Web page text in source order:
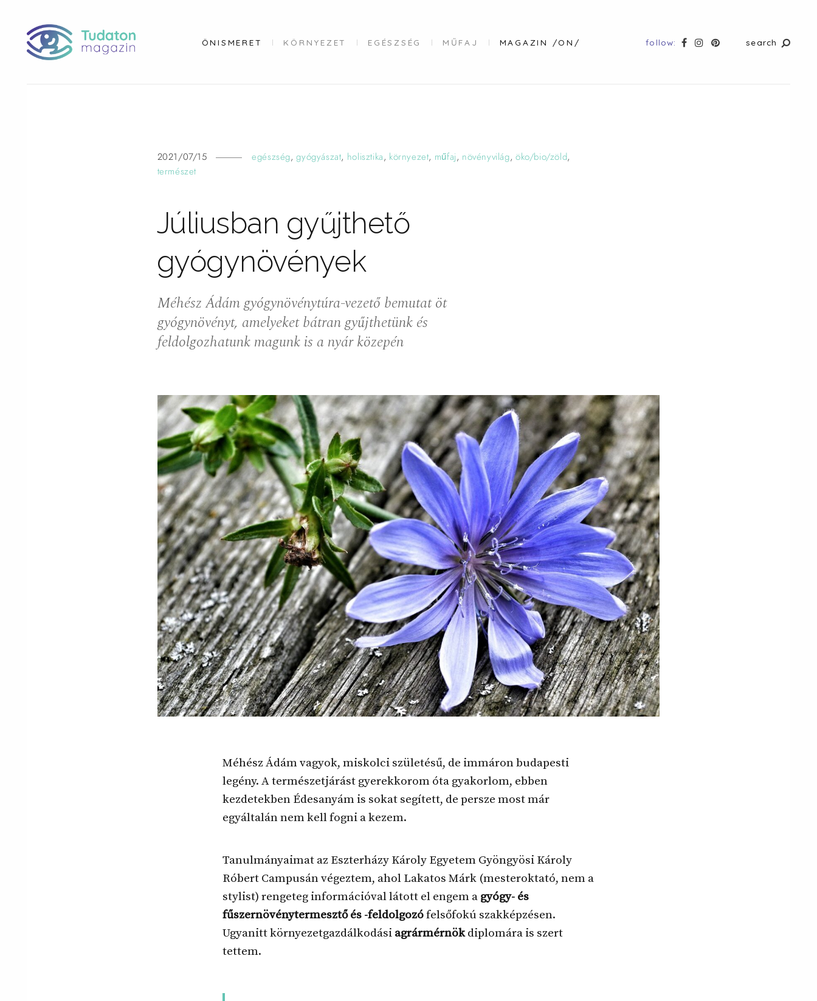
ÖNISMERET KÖRNYEZET EGÉSZSÉG MŰFAJ MAGAZIN /ON/ follow: search
2021/07/15 egészség,gyógyászat, holisztika , környezet, műfaj , növényvilág, öko/bio/zöld,
természet
Júliusban gyűjthető
gyógynövények
Méhész Ádám gyógynövénytúra-vezető bemutat öt
gyógynövényt, amelyeket bátran gyűjthetünk és
feldolgozhatunk magunk is a nyár közepén
Méhész Ádám vagyok, miskolci születésű, de immáron budapesti
legény. A természetjárást gyerekkorom óta gyakorlom, ebben
kezdetekben Édesanyám is sokat segített, de persze most már
egyáltalán nem kell fogni a kezem.
Tanulmányaimat az Eszterházy Károly Egyetem Gyöngyösi Károly
Róbert Campusán végeztem, ahol Lakatos Márk (mesteroktató, nem a
stylist) rengeteg információval látott el engem a gyógy- és
fűszernövénytermesztő és -feldolgozófelsőfokú szakképzésen.
Ugyanitt környezetgazdálkodási agrármérnökdiplomára is szert
tettem.